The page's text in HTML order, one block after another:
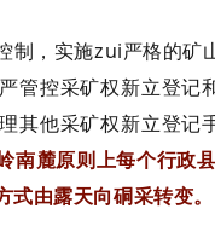
制，实施zui严格的
管控采矿权新立登
其他采矿权新立登
南麓原则上每个行政
由露天向硐采转变。